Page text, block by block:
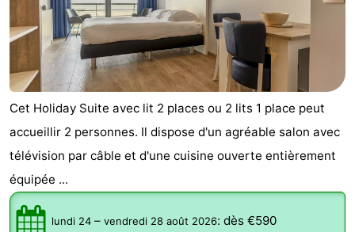
Le
Coq
-
Bredene
Ostende
-
Middelkerke
-
Westende
Météo
Contact
Cet Holiday Suite avec lit 2 places ou 2 lits 1 place peut
accueillir 2 personnes. Il dispose d'un agréable salon avec
télévision par câble et d'une cuisine ouverte entièrement
équipée ...
lundi 24 – vendredi 28 août 2026: dès €590